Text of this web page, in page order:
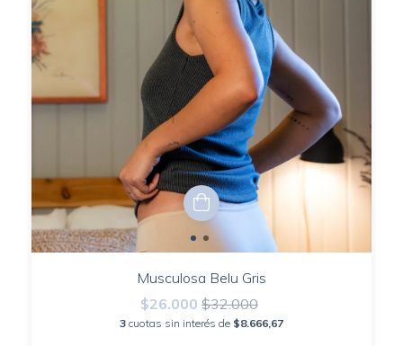
Musculosa Belu Gris
$26.000 $32.000
3 cuotas sin interés de $8.666,67